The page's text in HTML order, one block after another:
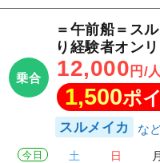
乗合
＝午前船＝ス
り経験者オン
12,000 円/人
1,500ポ
スルメイカ
今日 土 日 月